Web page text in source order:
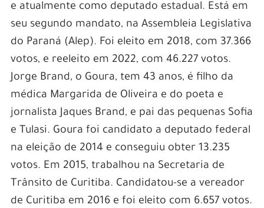
e atualmente como deputado estadual. Está em
seu segundo mandato, na Assembleia Legislativa
do Paraná (Alep). Foi eleito em 2018, com 37.366
votos, e reeleito em 2022, com 46.227 votos.
Jorge Brand, o Goura, tem 43 anos, é filho da
médica Margarida de Oliveira e do poeta e
jornalista Jaques Brand, e pai das pequenas Sofia
e Tulasi. Goura foi candidato a deputado federal
na eleição de 2014 e conseguiu obter 13.235
votos. Em 2015, trabalhou na Secretaria de
Trânsito de Curitiba. Candidatou-se a vereador
de Curitiba em 2016 e foi eleito com 6.657 votos.